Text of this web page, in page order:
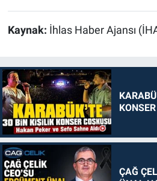
Kaynak: İhlas Haber Ajansı
ÇAĞ